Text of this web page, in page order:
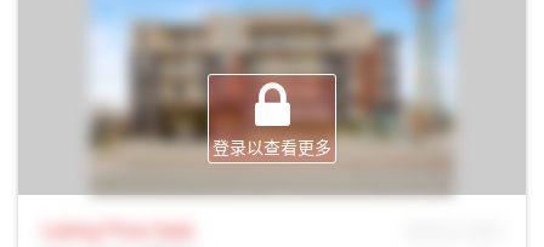
登录以查看更多
Listing Price Sale